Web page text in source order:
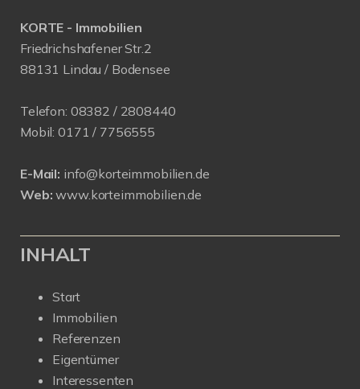
KORTE - Immobilien
Friedrichshafener Str.2
88131 Lindau / Bodensee
Telefon: 08382 / 2808440
Mobil: 0171 / 7756555
E-Mail: info@korteimmobilien.de
Web: www.korteimmobilien.de
INHALT
Start
Immobilien
Referenzen
Eigentümer
Interessenten